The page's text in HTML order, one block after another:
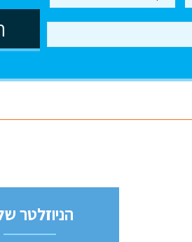
הניוזלטר